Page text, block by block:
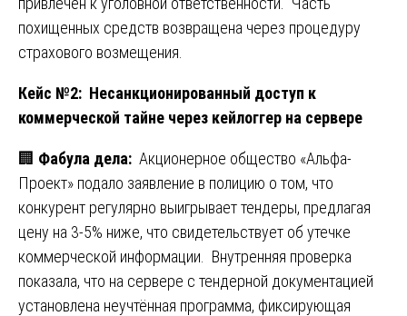
похищенных средств возвращена через процедуру
страхового возмещения.
Кейс №2: Несанкционированный доступ к
коммерческой тайне через кейлоггер на сервере
🏢 Фабула дела: Акционерное общество «Альфа-
Проект» подало заявление в полицию о том, что
конкурент регулярно выигрывает тендеры, предлагая
цену на 3-5% ниже, что свидетельствует об утечке
коммерческой информации. Внутренняя проверка
показала, что на сервере с тендерной документацией
установлена неучтённая программа, фиксирующая